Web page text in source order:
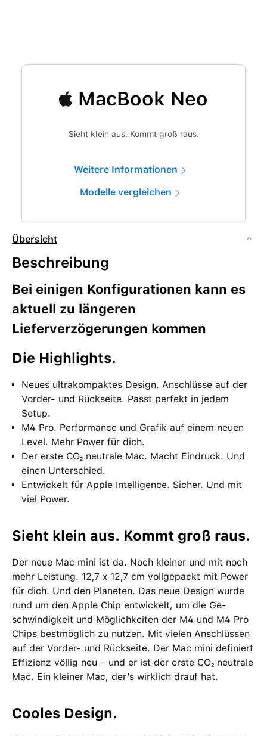
MacBook Neo
Sieht klein aus. Kommt groß raus.
Weitere Informationen
Modelle vergleichen
Übersicht
Beschreibung
Bei einigen Konfigurationen kann es
aktuell zu längeren
Lieferverzögerungen kommen
Die High­lights.
Neues ultrakompaktes Design. Anschlüsse auf der
Vorder- und Rück­seite. Passt perfekt in jedem
Setup.
M4 Pro. Performance und Grafik auf einem neuen
Level. Mehr Power für dich.
Der erste CO₂ neutrale Mac. Macht Eindruck. Und
einen Unter­schied.
Entwickelt für Apple Intelligence. Sicher. Und mit
viel Power.
Sieht klein aus. Kommt groß raus.
Der neue Mac mini ist da. Noch kleiner und mit noch
mehr Leistung. 12,7 x 12,7 cm voll­gepackt mit Power
für dich. Und den Planeten. Das neue Design wurde
rund um den Apple Chip ent­wi­ckelt, um die Ge­
schwin­dig­keit und Möglich­keiten der M4 und M4 Pro
Chips bestmög­lich zu nutzen. Mit vielen Anschlüssen
auf der Vorder- und Rück­seite. Der Mac mini definiert
Effizienz völlig neu – und er ist der erste CO₂ neutrale
Mac. Ein kleiner Mac, der’s wirklich drauf hat.
Cooles Design.